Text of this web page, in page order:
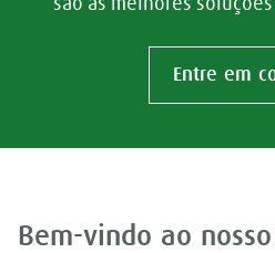
são as melhores
Entre em
Bem-vindo ao